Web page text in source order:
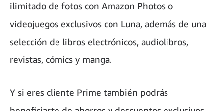
ilimitado de fotos con Amazon Photos o
videojuegos exclusivos con Luna, además de una
selección de libros electrónicos, audiolibros,
revistas, cómics y manga.
Y si eres cliente Prime también podrás